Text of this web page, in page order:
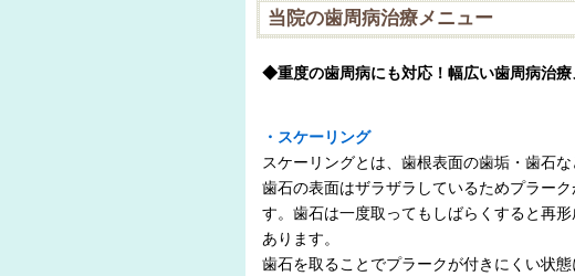
当院の歯周病治療メニュー
◆重度の歯周病にも対応！幅広い歯周病治療
・スケーリング
スケーリングとは、歯根表面の歯垢・歯石
歯石の表面はザラザラしているためプラー
す。歯石は一度取ってもしばらくすると再
あります。
歯石を取ることでプラークが付きにくい状態